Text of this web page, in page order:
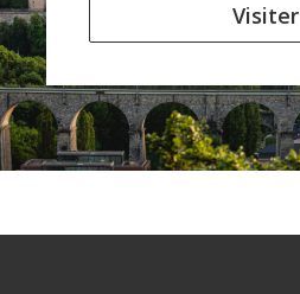
Visiter